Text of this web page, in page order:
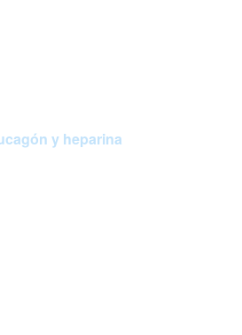
y heparina